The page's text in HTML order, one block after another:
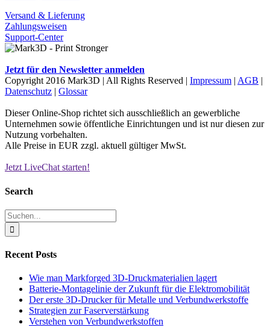
Versand & Lieferung
Zahlungsweisen
Support-Center
Jetzt für den Newsletter anmelden
Copyright 2016 Mark3D | All Rights Reserved | Impressum | AGB |
Datenschutz | Glossar
Dieser Online-Shop richtet sich ausschließlich an gewerbliche
Unternehmen sowie öffentliche Einrichtungen und ist nur diesen zur
Nutzung vorbehalten.
Alle Preise in EUR zzgl. aktuell gültiger MwSt.
Jetzt LiveChat starten!
Mail
Schiebereglerbereich
Search
Suche
nach:
Recent Posts
Wie man Markforged 3D-Druckmaterialien lagert
Batterie-Montagelinie der Zukunft für die Elektromobilität
Der erste 3D-Drucker für Metalle und Verbundwerkstoffe
Strategien zur Faserverstärkung
Verstehen von Verbundwerkstoffen